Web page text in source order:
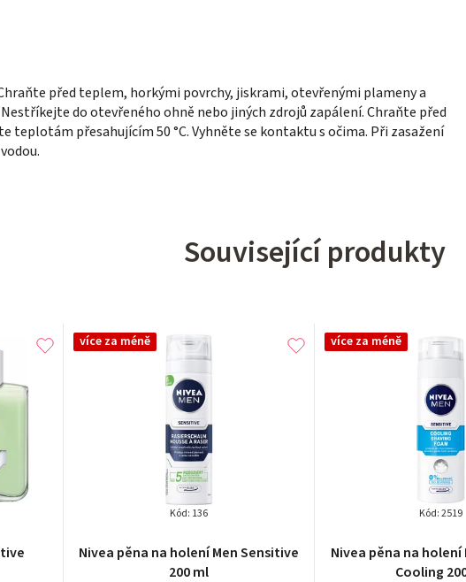
před teplem, horkými povrchy, jiskrami, otevřenými plameny a
do otevřeného ohně nebo jiných zdrojů zapálení. Chraňte před
teplotám přesahujícím 50 °C. Vyhněte se kontaktu s očima. Při zasažení
Související produkty
více za méně
Nivea pěna na holení Men Sensitive
200 ml
Kód: 136
více za méně
Nivea pěna na holení
Cooling
Kód:2519